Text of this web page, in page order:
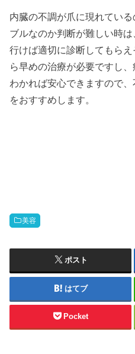
内臓の不調が爪に現れてい
ブルなのか判断が難しい時
行けば適切に診断してもら
ら早めの治療が必要ですし
わかれば安心できますので
をおすすめします。
美容
ポスト
はてブ
Pocket